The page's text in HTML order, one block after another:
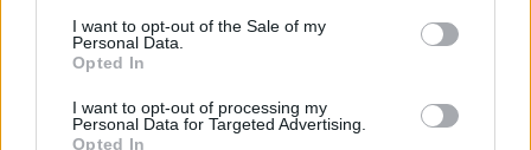
I want to opt-out of the Sale of my
Personal Data.
Opted In
I want to opt-out of processing my
Personal Data for Targeted Advertising.
Opted In
ΤΕΛΕΥΤΑΙΑ ΝΕΑ
με Τρουά και Καλαμάτα